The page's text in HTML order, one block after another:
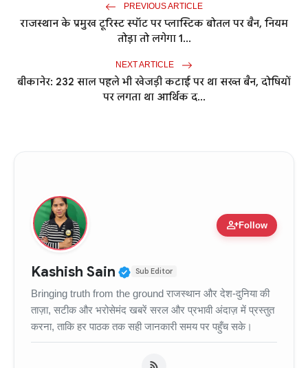
PREVIOUS ARTICLE
राजस्थान के प्रमुख टूरिस्ट स्पॉट पर प्लास्टिक बोतल पर बैन, नियम
तोड़ा तो लगेगा 1...
NEXT ARTICLE
बीकानेर: 232 साल पहले भी खेजड़ी कटाई पर था सख्त बैन, दोषियों
पर लगता था आर्थिक द...
person_addFollow
Kashish Sain Verified Public Figure •
Sub Editor
Bringing truth from the ground राजस्थान और देश-दुनिया की
ताज़ा, सटीक और भरोसेमंद खबरें सरल और प्रभावी अंदाज़ में प्रस्तुत
करना, ताकि हर पाठक तक सही जानकारी समय पर पहुँच सके।